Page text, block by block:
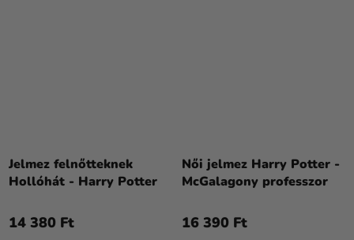
Jelmez felnőtteknek
Hollóhát - Harry Potter
14 380 Ft
Női jelmez Harry Potter -
McGalagony professzor
16 390 Ft